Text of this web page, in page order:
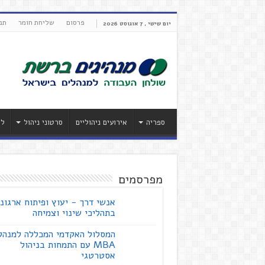
יום שישי , 7 אוגוסט 2026 פרסום שליחת חומר
ספריה אירועים ניהוליים סרטוני ניהול
מפרסמים
אנשי דרך - יעוץ ופיתוח
בתהליכי שינוי וצמיחה
המסלול האקדמי המכללה
MBA עם התמחות בניהול
אסטרטגי